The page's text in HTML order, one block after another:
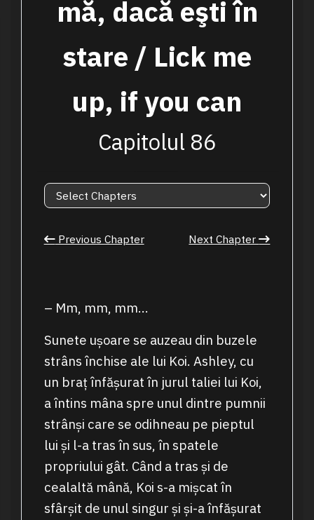
mă, dacă eşti în
stare / Lick me
up, if you can
Capitolul 86
Previous Chapter Next Chapter
– Mm, mm, mm…
Sunete ușoare se auzeau din buzele
strâns închise ale lui Koi. Ashley, cu
un braț înfășurat în jurul taliei lui Koi,
a întins mâna spre unul dintre pumnii
strânși care se odihneau pe pieptul
lui și l-a tras în sus, în spatele
propriului gât. Când a tras și de
cealaltă mână, Koi s-a mișcat în
sfârșit de unul singur și și-a înfășurat